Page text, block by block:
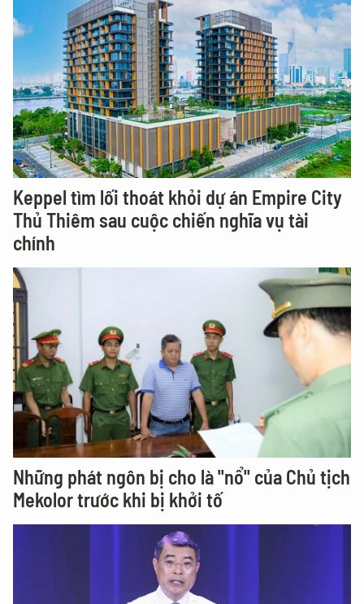
Keppel tìm lối thoát khỏi dự án Empire City
Thủ Thiêm sau cuộc chiến nghĩa vụ tài
chính
Những phát ngôn bị cho là "nổ" của Chủ tịch
Mekolor trước khi bị khởi tố